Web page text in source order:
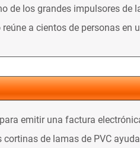
de los grandes impulsores de
reúne a cientos de personas
emitir una factura
de lamas de PVC